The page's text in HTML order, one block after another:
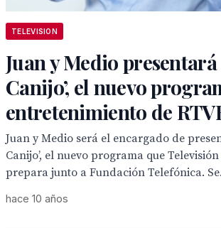
TELEVISION
Juan y Medio presentará
Canijo’, el nuevo
entretenimiento de
Juan y Medio será el encargado de
Canijo’, el nuevo programa que
prepara junto a Fundación Telefónica.
hace 10 años